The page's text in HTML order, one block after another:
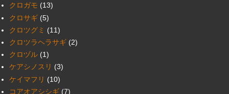
クロガモ (13)
クロサギ (5)
クロツグミ (11)
クロツラヘラサギ (2)
クロヅル (1)
ケアシノスリ (3)
ケイマフリ (10)
コアオアシシギ (7)